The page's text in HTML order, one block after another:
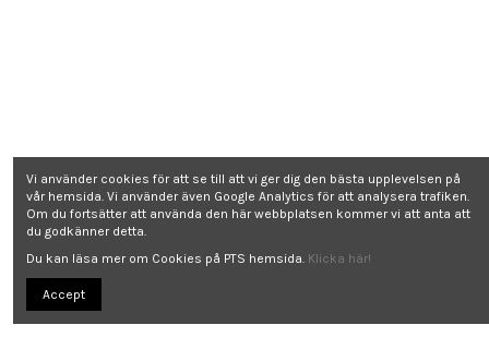
Vi använder cookies för att se till att vi ger dig den bästa upplevelsen på
vår hemsida. Vi använder även Google Analytics för att analysera trafiken.
Om du fortsätter att använda den här webbplatsen kommer vi att anta att
du godkänner detta.
Du kan läsa mer om Cookies på PTS hemsida. Klicka här!
Accept